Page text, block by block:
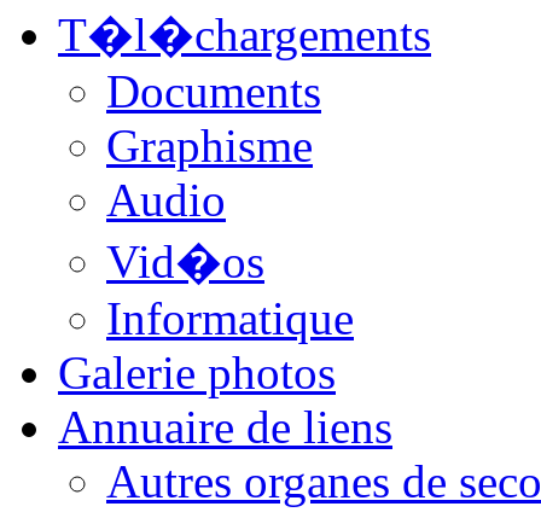
T�l�chargements
Documents
Graphisme
Audio
Vid�os
Informatique
Galerie photos
Annuaire de liens
Autres organes de